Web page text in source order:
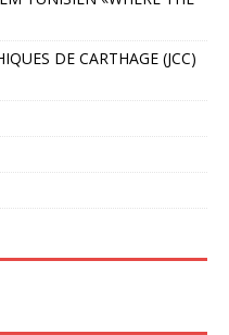
DE CARTHAGE (JCC)